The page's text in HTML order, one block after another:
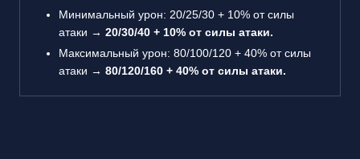
Минимальный урон: 20/25/30 + 10% от силы
атаки → 20/30/40 + 10% от силы атаки.
Максимальный урон: 80/100/120 + 40% от силы
атаки → 80/120/160 + 40% от силы атаки.